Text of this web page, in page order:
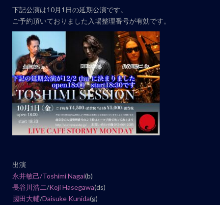
イ
ベ
ン
ナ
ビ
ゲ
ー
シ
ョ
ン
下記公演は10月1日の延期公演です。
ご予約頂いておりました入場整理番号が有効です。
出演
永井敏己/Toshimi Nagai(b)
長谷川浩二/Koji Hasegawa(ds)
國田大輔/Daisuke Kunida(g)